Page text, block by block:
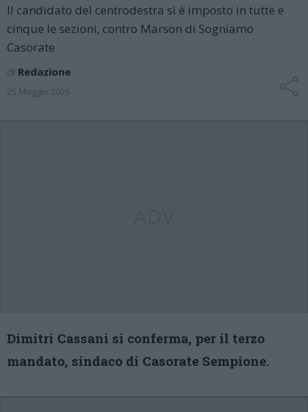
Il candidato del centrodestra sì è imposto in tutte e
cinque le sezioni, contro Marson di Sogniamo
Casorate
di Redazione
25 Maggio 2026
Dimitri Cassani si conferma, per il terzo
mandato, sindaco di Casorate Sempione.